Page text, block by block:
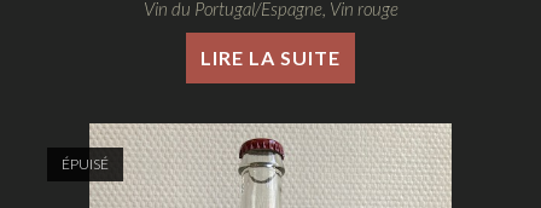
Vin du Portugal/Espagne, Vin rouge
LIRE LA SUITE
ÉPUISÉ